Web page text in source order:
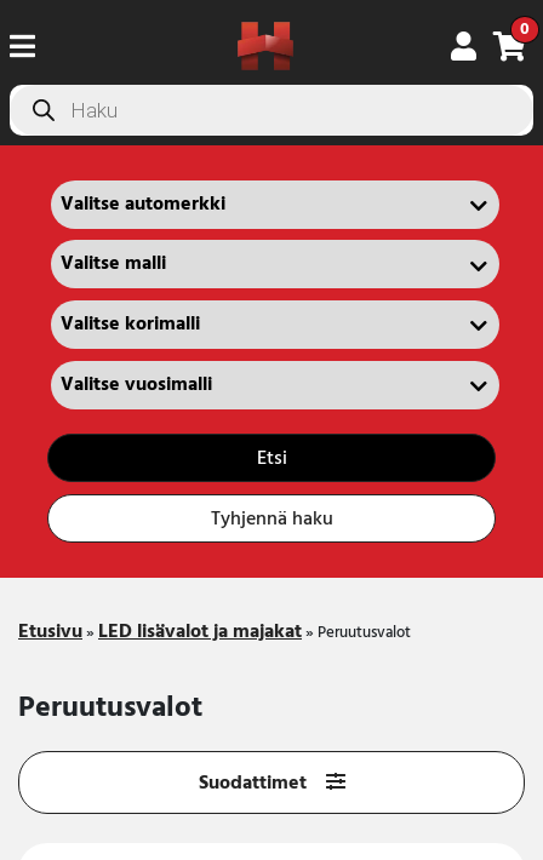
0
Products
search
Tyhjennä haku
Etsi
Etusivu»LED lisävalot ja majakat» Peruutusvalot
Peruutusvalot
Suodattimet